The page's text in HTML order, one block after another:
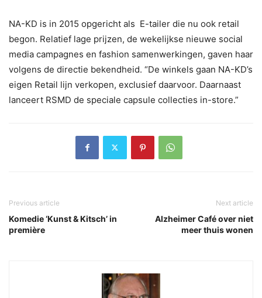
NA-KD is in 2015 opgericht als E-tailer die nu ook retail
begon. Relatief lage prijzen, de wekelijkse nieuwe social
media campagnes en fashion samenwerkingen, gaven haar
volgens de directie bekendheid. “De winkels gaan NA-KD’s
eigen Retail lijn verkopen, exclusief daarvoor. Daarnaast
lanceert RSMD de speciale capsule collecties in-store.”
Previous article
Komedie ‘Kunst & Kitsch’ in
première
Next article
Alzheimer Café over niet
meer thuis wonen